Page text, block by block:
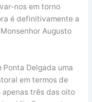
nos em torno
é definitivamente a
Augusto
Delgada uma
em termos de
três das oito